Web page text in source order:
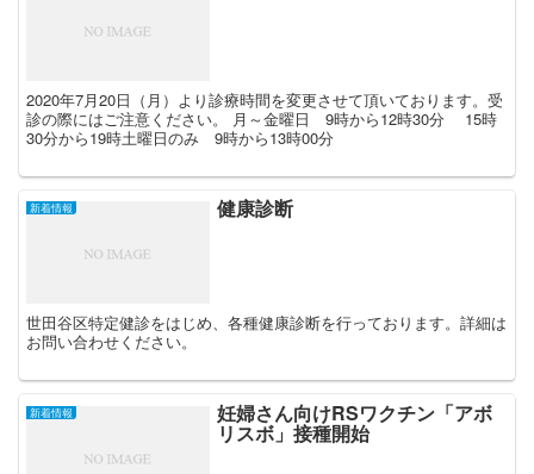
2020年7月20日（月）より診療時間を変更させて頂いております。受
診の際にはご注意ください。 月～金曜日 9時から12時30分 15時
30分から19時土曜日のみ 9時から13時00分
新着情報 健康診断
世田谷区特定健診をはじめ、各種健康診断を行っております。詳細は
お問い合わせください。
新着情報 妊婦さん向けRSワクチン「アボ
リスボ」接種開始